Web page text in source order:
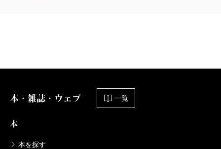
本・雑誌・ウェブ 一覧
本
本を探す